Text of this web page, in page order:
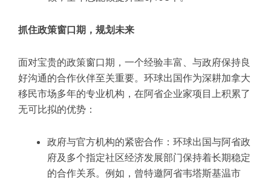
抓住政策窗口期，规划未来
面对宝贵的政策窗口期，一个经验丰富、与政府保持良
好沟通的合作伙伴至关重要。环球出国作为深耕加拿大
移民市场多年的专业机构，在阿省企业家项目上积累了
无可比拟的优势：
政府与官方机构的紧密合作：环球出国与阿省政
府及多个指定社区经济发展部门保持着长期稳定
的合作关系。例如，曾特邀阿省韦塔斯基温市